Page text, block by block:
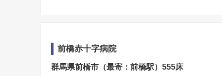
前橋赤十字病院
群馬県前橋市（最寄：前橋駅）555床